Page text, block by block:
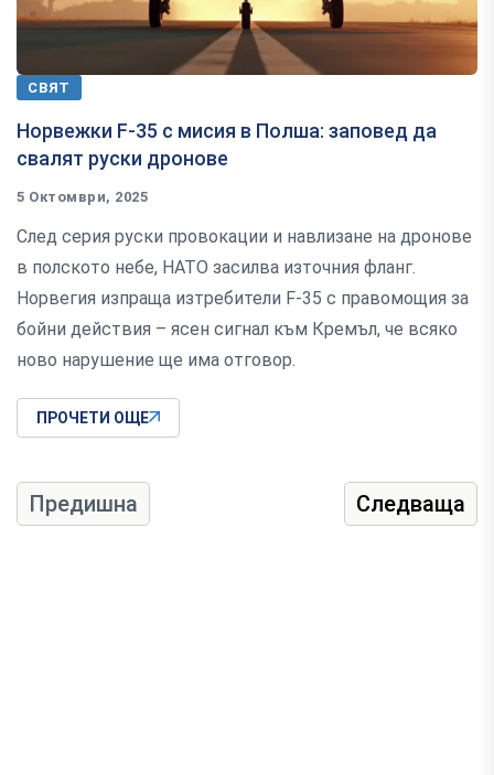
СВЯТ
Норвежки F-35 с мисия в Полша: заповед да
свалят руски дронове
5 Октомври, 2025
След серия руски провокации и навлизане на дронове
в полското небе, НАТО засилва източния фланг.
Норвегия изпраща изтребители F-35 с правомощия за
бойни действия – ясен сигнал към Кремъл, че всяко
ново нарушение ще има отговор.
ПРОЧЕТИ ОЩЕ
Предишна Следваща